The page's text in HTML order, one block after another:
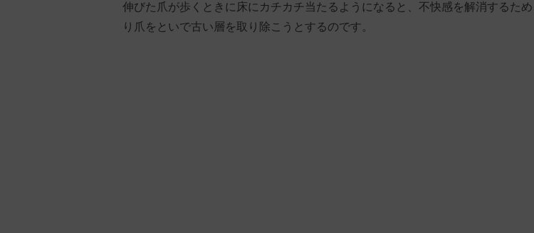
伸びた爪が歩くときに床にカチカチ当たるようになると、不快感を解消するた
り爪をといで古い層を取り除こうとするのです。